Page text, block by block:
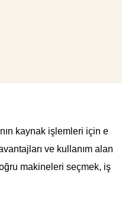
kaynak işlemleri için e
ve kullanım alan
makineleri seçmek, iş